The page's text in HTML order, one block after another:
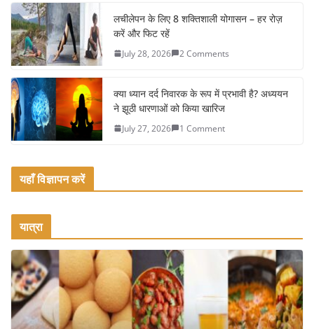
o
k
लचीलेपन के लिए 8 शक्तिशाली योगासन – हर रोज़
करें और फिट रहें
July 28, 2026 2 Comments
क्या ध्यान दर्द निवारक के रूप में प्रभावी है? अध्ययन
ने झूठी धारणाओं को किया खारिज
July 27, 2026 1 Comment
यहाँ विज्ञापन करें
यात्रा